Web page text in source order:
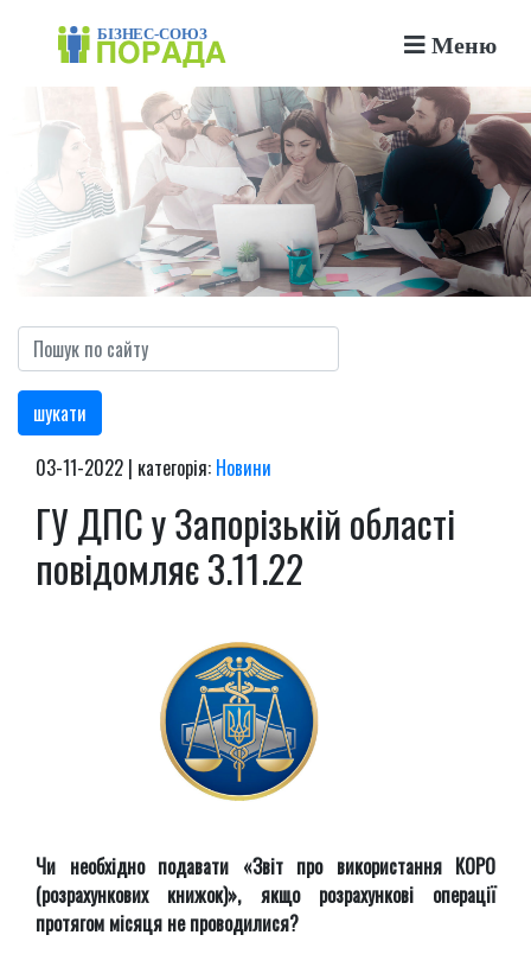
Меню
шукати
03-11-2022 | категорія: Новини
ГУ ДПС у Запорізькій області
повідомляє 3.11.22
Чи необхідно подавати «Звіт про використання КОРО
(розрахункових книжок)», якщо розрахункові операції
протягом місяця не проводилися?